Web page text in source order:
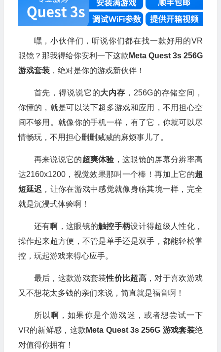
嘿，小伙伴们，听说你们都在找一款好用的VR
眼镜？那我得给你安利一下这款 Meta Quest 3s 256G
游戏套装，绝对是你的游戏新伙伴！
首先，得说说它的大内存 ，256G的存储空间，
你懂的，就是可以装下超多游戏和应用，不用担心空
间不够用。就像你的手机一样，有了它，你就可以尽
情畅玩，不用担心删删减减的麻烦事儿了。
再来说说它的超爽体验 ，这眼镜的屏幕分辨率高
达2160x1200，视觉效果那叫一个棒！再加上它的超
短延迟 ，让你在游戏中感觉就像身临其境一样，完全
就是沉浸式体验啊！
还有啊，这眼镜的触控手柄设计得超级人性化，
操作起来超方便，不管是单手还是双手，都能轻松掌
控，玩起游戏来得心应手。
最后，这款游戏套装性价比超高 ，对于喜欢游戏
又不想花太多钱的亲们来说，简直就是福音啊！
所以啊，如果你是个游戏迷，或者想尝试一下
VR的新鲜感，这款 Meta Quest 3s 256G 游戏套装绝
对值得你拥有！